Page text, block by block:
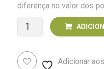
diferença no valor dos
Quantidade
Maçã
Adicionar